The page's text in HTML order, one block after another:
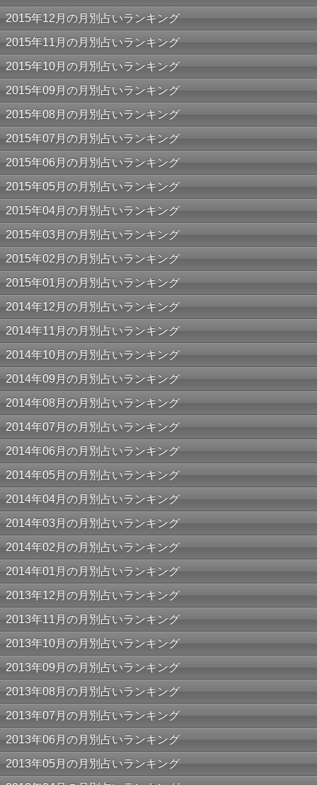
2015年12月の月別占いランキング
2015年11月の月別占いランキング
2015年10月の月別占いランキング
2015年09月の月別占いランキング
2015年08月の月別占いランキング
2015年07月の月別占いランキング
2015年06月の月別占いランキング
2015年05月の月別占いランキング
2015年04月の月別占いランキング
2015年03月の月別占いランキング
2015年02月の月別占いランキング
2015年01月の月別占いランキング
2014年12月の月別占いランキング
2014年11月の月別占いランキング
2014年10月の月別占いランキング
2014年09月の月別占いランキング
2014年08月の月別占いランキング
2014年07月の月別占いランキング
2014年06月の月別占いランキング
2014年05月の月別占いランキング
2014年04月の月別占いランキング
2014年03月の月別占いランキング
2014年02月の月別占いランキング
2014年01月の月別占いランキング
2013年12月の月別占いランキング
2013年11月の月別占いランキング
2013年10月の月別占いランキング
2013年09月の月別占いランキング
2013年08月の月別占いランキング
2013年07月の月別占いランキング
2013年06月の月別占いランキング
2013年05月の月別占いランキング